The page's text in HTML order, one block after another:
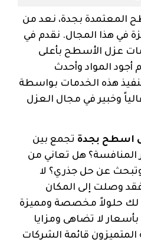
بجدة، نعد من
في هذا المجال. نقدم في
عزل الأسطح بأعلى
أجود المواد وأحدث
تنفيذ هذه الخدمات بواسطة
وخبير في مجال العزل
اسطح بجدة تجمع بين
المنافسة؟ هل تعاني من
عن حل جذري؟ لا
وصلت إلى المكان
لك حلولاً مخصصة ومميزة
لا تضاهى ومزايا
قائمة الشركات